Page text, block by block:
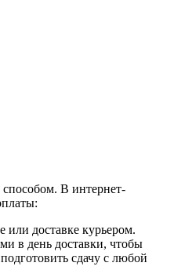
В интернет-
доставке курьером.
в день доставки, чтобы
сдачу с любой